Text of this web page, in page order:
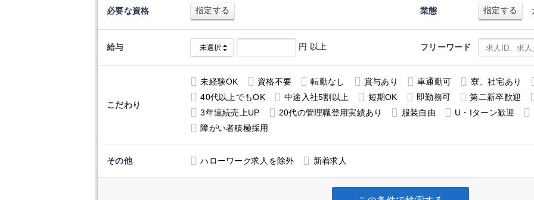
必要な資格 指定する 業態 指定する
給与 円 以上 フリーワード
こだわり
未経験OK 資格不要 転勤なし 賞与あり 車通勤可
寮、社宅あり
40代以上でもOK
中途入社5割以上 短期OK 即勤務可
第二新卒歓迎
3年連続売上UP
20代の管理職登用実績あり 服装自由 U・Iターン歓迎
障がい者積極採用
その他 ハローワーク求人を除外 新着求人